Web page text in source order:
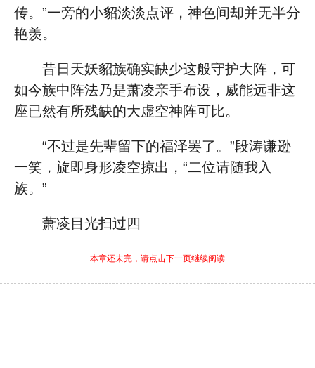
传。”一旁的小貂淡淡点评，神色间却并无半分
艳羡。
昔日天妖貂族确实缺少这般守护大阵，可
如今族中阵法乃是萧凌亲手布设，威能远非这
座已然有所残缺的大虚空神阵可比。
“不过是先辈留下的福泽罢了。”段涛谦逊
一笑，旋即身形凌空掠出，“二位请随我入
族。”
萧凌目光扫过四
本章还未完，请点击下一页继续阅读